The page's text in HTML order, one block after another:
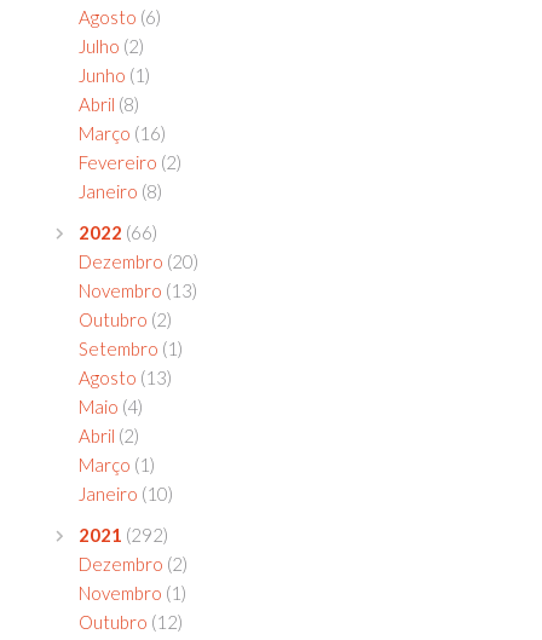
Agosto (6)
Julho (2)
Junho (1)
Abril (8)
Março (16)
Fevereiro (2)
Janeiro (8)
2022 (66)
Dezembro (20)
Novembro (13)
Outubro (2)
Setembro (1)
Agosto (13)
Maio (4)
Abril (2)
Março (1)
Janeiro (10)
2021 (292)
Dezembro (2)
Novembro (1)
Outubro (12)